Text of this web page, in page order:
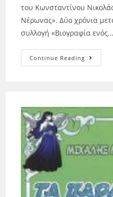
του Κωνσταντίνου
Νέρωνας». Δύο χρόνια
συλλογή «Βιογραφία ενός…
Continue Reading